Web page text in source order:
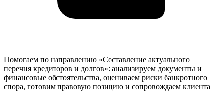
Помогаем по направлению «Составление актуального
перечня кредиторов и долгов»: анализируем документы и
финансовые обстоятельства, оцениваем риски банкротного
спора, готовим правовую позицию и сопровождаем клиента